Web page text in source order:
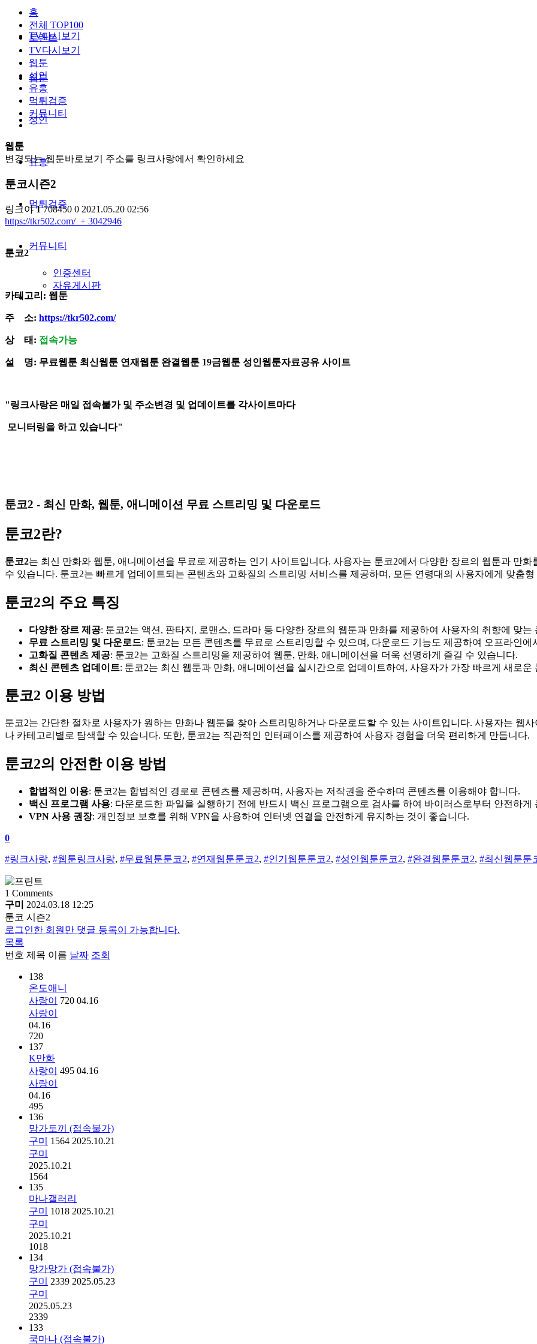
TV다시보기
웹툰
성인
유흥
먹튀검증
커뮤니티
인증센터
자유게시판
홈
전체 TOP100
토렌트
TV다시보기
웹툰
성인
유흥
먹튀검증
커뮤니티
웹툰
변경되는 웹툰바로보기 주소를 링크사랑에서 확인하세요
툰코시즌2
링크야1 708450 0 2021.05.20 02:56
https://tkr502.com/ + 3042946
​툰코2
카테고리: 웹툰
주 소: https://tkr502.com/
상 태: 접속가능
설 명: 무료웹툰 최신웹툰 연재웹툰 완결웹툰 19금웹툰 성인웹툰자료공유 사이트
"링크사랑은 매일 접속불가 및 주소변경 및 업데이트를 각사이트마다
모니터링을 하고 있습니다"
툰코2 - 최신 만화, 웹툰, 애니메이션 무료 스트리밍 및 다운로드
툰코2란?
툰코2는 최신 만화와 웹툰, 애니메이션을 무료로 제공하는 인기 사이트입니다. 사용자는 툰코2에서 다양한 장르의 웹툰과 만
수 있습니다. 툰코2는 빠르게 업데이트되는 콘텐츠와 고화질의 스트리밍 서비스를 제공하며, 모든 연령대의 사용자에게 맞춤
툰코2의 주요 특징
다양한 장르 제공: 툰코2는 액션, 판타지, 로맨스, 드라마 등 다양한 장르의 웹툰과 만화를 제공하여 사용자의 취향에 맞
무료 스트리밍 및 다운로드: 툰코2는 모든 콘텐츠를 무료로 스트리밍할 수 있으며, 다운로드 기능도 제공하여 오프라인
고화질 콘텐츠 제공: 툰코2는 고화질 스트리밍을 제공하여 웹툰, 만화, 애니메이션을 더욱 선명하게 즐길 수 있습니다.
최신 콘텐츠 업데이트: 툰코2는 최신 웹툰과 만화, 애니메이션을 실시간으로 업데이트하여, 사용자가 가장 빠르게 새로운
툰코2 이용 방법
툰코2는 간단한 절차로 사용자가 원하는 만화나 웹툰을 찾아 스트리밍하거나 다운로드할 수 있는 사이트입니다. 사용자는 웹
나 카테고리별로 탐색할 수 있습니다. 또한, 툰코2는 직관적인 인터페이스를 제공하여 사용자 경험을 더욱 편리하게 만듭니다.
툰코2의 안전한 이용 방법
합법적인 이용: 툰코2는 합법적인 경로로 콘텐츠를 제공하며, 사용자는 저작권을 준수하며 콘텐츠를 이용해야 합니다.
백신 프로그램 사용: 다운로드한 파일을 실행하기 전에 반드시 백신 프로그램으로 검사를 하여 바이러스로부터 안전하게
VPN 사용 권장: 개인정보 보호를 위해 VPN을 사용하여 인터넷 연결을 안전하게 유지하는 것이 좋습니다.
0
#링크사랑, #웹툰링크사랑, #무료웹툰툰코2, #연재웹툰툰코2, #인기웹툰툰코2, #성인웹툰툰코2, #완결웹툰툰코2, #최신웹툰툰
1 Comments
구미
2024.03.18 12:25
툰코 시즌2
로그인한 회원만 댓글 등록이 가능합니다.
목록
번호 제목 이름 날짜 조회
138
온도애니
사랑이
720 04.16
사랑이
04.16
720
137
K만화
사랑이
495 04.16
사랑이
04.16
495
136
망가토끼 (접속불가)
구미
1564 2025.10.21
구미
2025.10.21
1564
135
마나갤러리
구미
1018 2025.10.21
구미
2025.10.21
1018
134
망가망가 (접속불가)
구미
2339 2025.05.23
구미
2025.05.23
2339
133
쿡마나 (접속불가)